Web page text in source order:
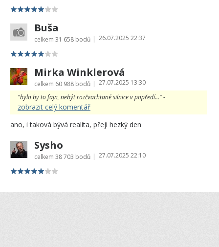
Buša
celkem 31 658 bodů | 26.07.2025 22:37
Mirka Winklerová
celkem 60 988 bodů | 27.07.2025 13:30
"bylo by to fajn, nebýt rozčvachtané silnice v popředí..." -
zobrazit celý komentář
ano, i taková bývá realita, přeji hezký den
Sysho
celkem 38 703 bodů | 27.07.2025 22:10